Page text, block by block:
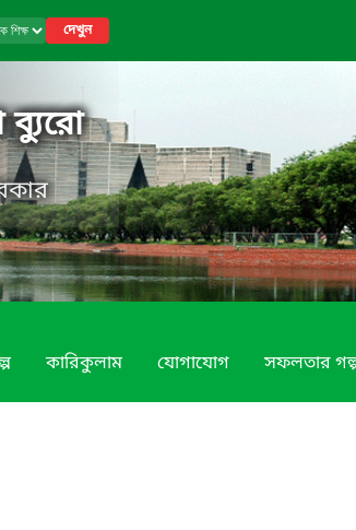
দেখুন
ব্যুরো
কারিকুলাম যোগাযোগ সফলতার